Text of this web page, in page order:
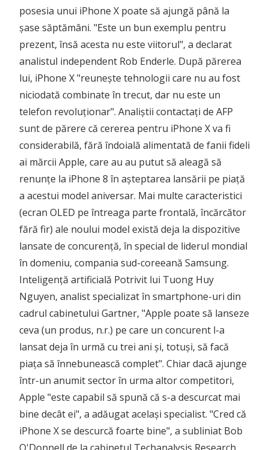
posesia unui iPhone X poate să ajungă până la
șase săptămâni. "Este un bun exemplu pentru
prezent, însă acesta nu este viitorul", a declarat
analistul independent Rob Enderle. După părerea
lui, iPhone X "reunește tehnologii care nu au fost
niciodată combinate în trecut, dar nu este un
telefon revoluționar". Analiștii contactați de AFP
sunt de părere că cererea pentru iPhone X va fi
considerabilă, fără îndoială alimentată de fanii fideli
ai mărcii Apple, care au au putut să aleagă să
renunțe la iPhone 8 în așteptarea lansării pe piață
a acestui model aniversar. Mai multe caracteristici
(ecran OLED pe întreaga parte frontală, încărcător
fără fir) ale noului model există deja la dispozitive
lansate de concurență, în special de liderul mondial
în domeniu, compania sud-coreeană Samsung.
Inteligență artificială Potrivit lui Tuong Huy
Nguyen, analist specializat în smartphone-uri din
cadrul cabinetului Gartner, "Apple poate să lanseze
ceva (un produs, n.r.) pe care un concurent l-a
lansat deja în urmă cu trei ani și, totuși, să facă
piața să înnebunească complet". Chiar dacă ajunge
într-un anumit sector în urma altor competitori,
Apple "este capabil să spună că s-a descurcat mai
bine decât ei", a adăugat același specialist. "Cred că
iPhone X se descurcă foarte bine", a subliniat Bob